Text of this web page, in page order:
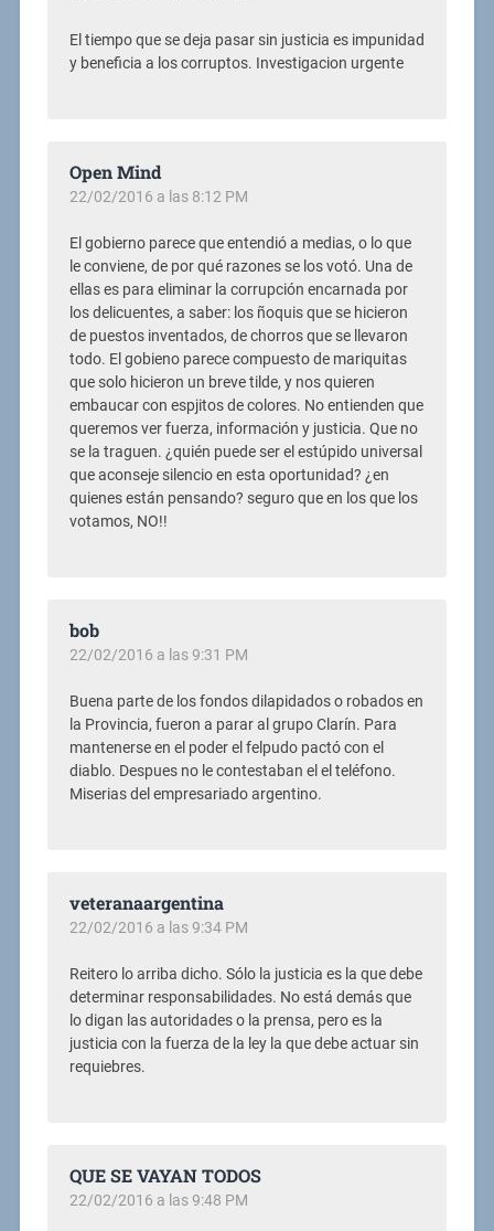
El tiempo que se deja pasar sin justicia es impunidad
y beneficia a los corruptos. Investigacion urgente
Open Mind
22/02/2016 a las 8:12 PM
El gobierno parece que entendió a medias, o lo que
le conviene, de por qué razones se los votó. Una de
ellas es para eliminar la corrupción encarnada por
los delicuentes, a saber: los ñoquis que se hicieron
de puestos inventados, de chorros que se llevaron
todo. El gobieno parece compuesto de mariquitas
que solo hicieron un breve tilde, y nos quieren
embaucar con espjitos de colores. No entienden que
queremos ver fuerza, información y justicia. Que no
se la traguen. ¿quién puede ser el estúpido universal
que aconseje silencio en esta oportunidad? ¿en
quienes están pensando? seguro que en los que los
votamos, NO!!
bob
22/02/2016 a las 9:31 PM
Buena parte de los fondos dilapidados o robados en
la Provincia, fueron a parar al grupo Clarín. Para
mantenerse en el poder el felpudo pactó con el
diablo. Despues no le contestaban el el teléfono.
Miserias del empresariado argentino.
veteranaargentina
22/02/2016 a las 9:34 PM
Reitero lo arriba dicho. Sólo la justicia es la que debe
determinar responsabilidades. No está demás que
lo digan las autoridades o la prensa, pero es la
justicia con la fuerza de la ley la que debe actuar sin
requiebres.
QUE SE VAYAN TODOS
22/02/2016 a las 9:48 PM